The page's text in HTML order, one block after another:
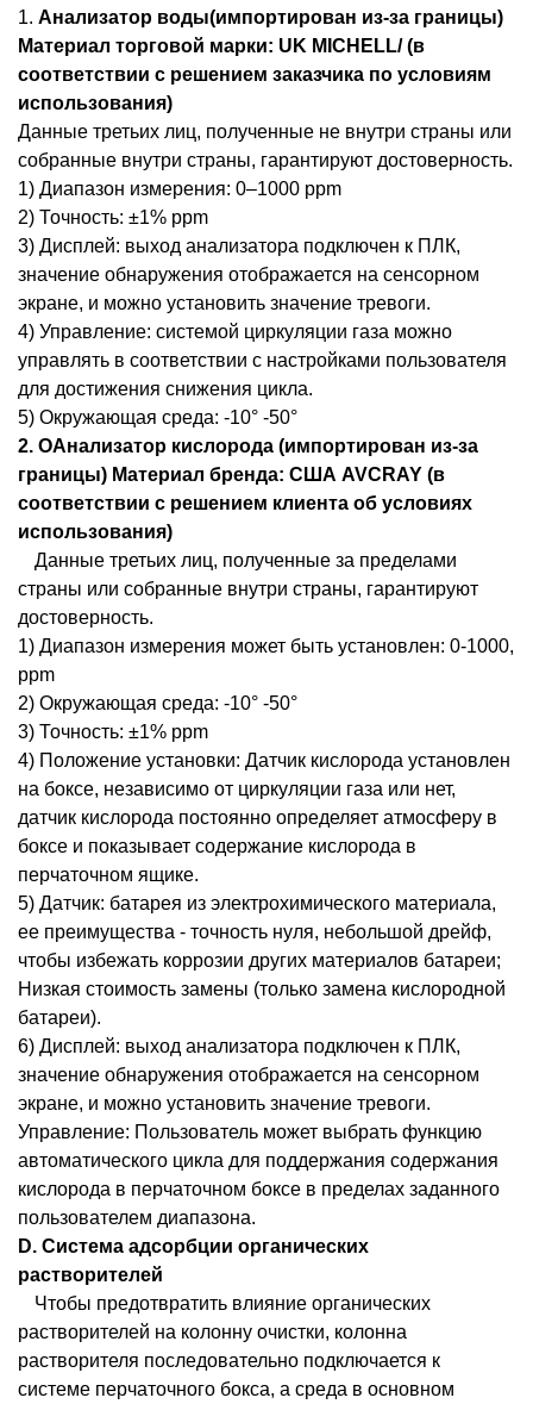
1. Анализатор воды(импортирован из-за границы)
Материал торговой марки: UK MICHELL/ (в
соответствии с решением заказчика по условиям
использования)
Данные третьих лиц, полученные не внутри страны или
собранные внутри страны, гарантируют достоверность.
1) Диапазон измерения: 0–1000 ppm
2) Точность: ±1% ppm
3) Дисплей: выход анализатора подключен к ПЛК,
значение обнаружения отображается на сенсорном
экране, и можно установить значение тревоги.
4) Управление: системой циркуляции газа можно
управлять в соответствии с настройками пользователя
для достижения снижения цикла.
5) Окружающая среда: -10° -50°
2. OАнализатор кислорода (импортирован из-за
границы) Материал бренда: США AVCRAY (в
соответствии с решением клиента об условиях
использования)
Данные третьих лиц, полученные за пределами
страны или собранные внутри страны, гарантируют
достоверность.
1) Диапазон измерения может быть установлен: 0-1000,
ppm
2) Окружающая среда: -10° -50°
3) Точность: ±1% ppm
4) Положение установки: Датчик кислорода установлен
на боксе, независимо от циркуляции газа или нет,
датчик кислорода постоянно определяет атмосферу в
боксе и показывает содержание кислорода в
перчаточном ящике.
5) Датчик: батарея из электрохимического материала,
ее преимущества - точность нуля, небольшой дрейф,
чтобы избежать коррозии других материалов батареи;
Низкая стоимость замены (только замена кислородной
батареи).
6) Дисплей: выход анализатора подключен к ПЛК,
значение обнаружения отображается на сенсорном
экране, и можно установить значение тревоги.
Управление: Пользователь может выбрать функцию
автоматического цикла для поддержания содержания
кислорода в перчаточном боксе в пределах заданного
пользователем диапазона.
D. Система адсорбции органических
растворителей
Чтобы предотвратить влияние органических
растворителей на колонну очистки, колонна
растворителя последовательно подключается к
системе перчаточного бокса, а среда в основном